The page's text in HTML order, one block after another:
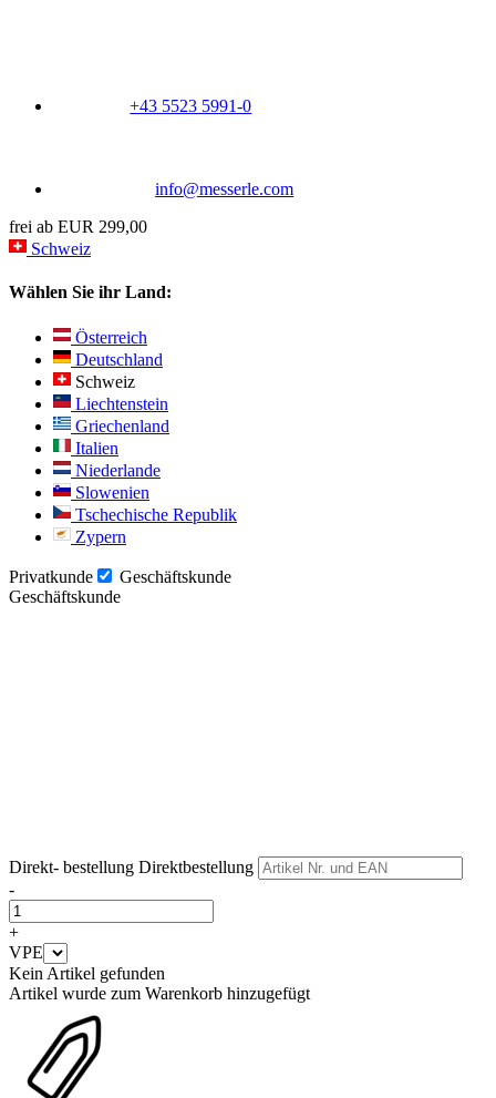
+43 5523 5991-0
info@messerle.com
frei ab EUR 299,00
Schweiz
Wählen Sie ihr Land:
Österreich
Deutschland
Schweiz
Liechtenstein
Griechenland
Italien
Niederlande
Slowenien
Tschechische Republik
Zypern
Privatkunde
Geschäftskunde
Geschäftskunde
Direkt- bestellung Direktbestellung
-
+
VPE
Kein Artikel gefunden
Artikel wurde zum Warenkorb hinzugefügt